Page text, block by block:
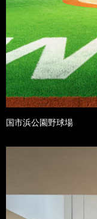
国市浜公園野球場